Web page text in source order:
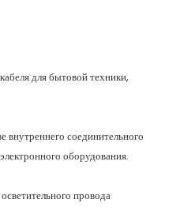
для бытовой техники,
внутреннего соединительного